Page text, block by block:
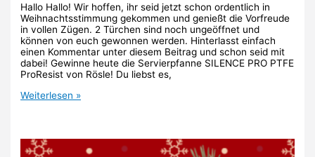
Hallo Hallo! Wir hoffen, ihr seid jetzt schon ordentlich in
Weihnachtsstimmung gekommen und genießt die Vorfreude
in vollen Zügen. 2 Türchen sind noch ungeöffnet und
können von euch gewonnen werden. Hinterlasst einfach
einen Kommentar unter diesem Beitrag und schon seid mit
dabei! Gewinne heute die Servierpfanne SILENCE PRO PTFE
ProResist von Rösle! Du liebst es,
29.
Weiterlesen »